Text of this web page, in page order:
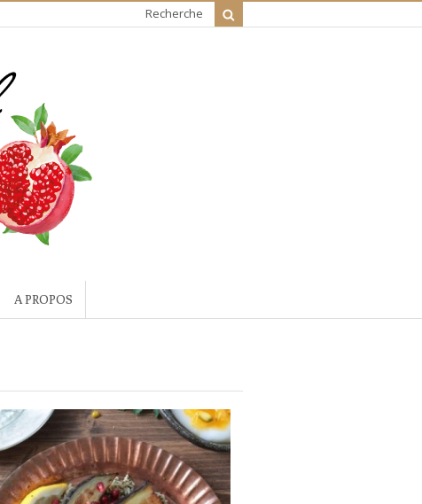
Recherche
A PROPOS